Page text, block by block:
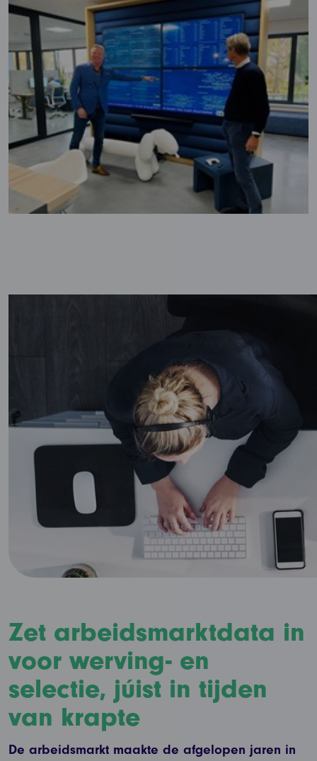
Zet arbeidsmarktdata in
voor werving- en
selectie, júist in tijden
van krapte
De arbeidsmarkt maakte de afgelopen jaren in